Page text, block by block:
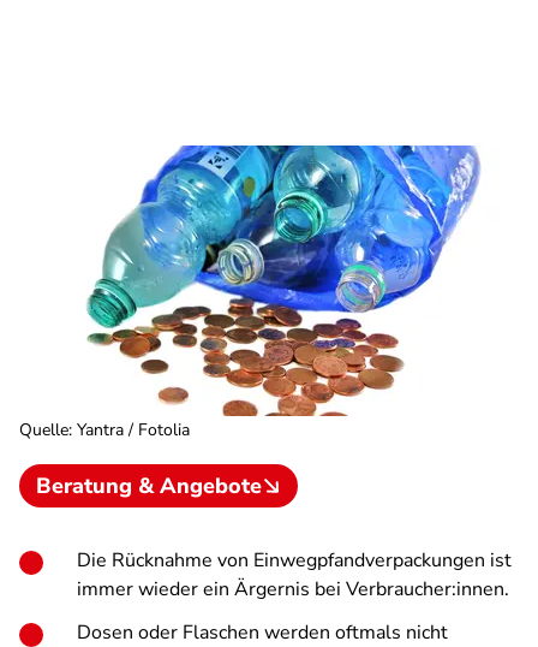
Quelle: Yantra / Fotolia
Beratung & Angebote
Die Rücknahme von Einwegpfandverpackungen ist
immer wieder ein Ärgernis bei Verbraucher:innen.
Dosen oder Flaschen werden oftmals nicht